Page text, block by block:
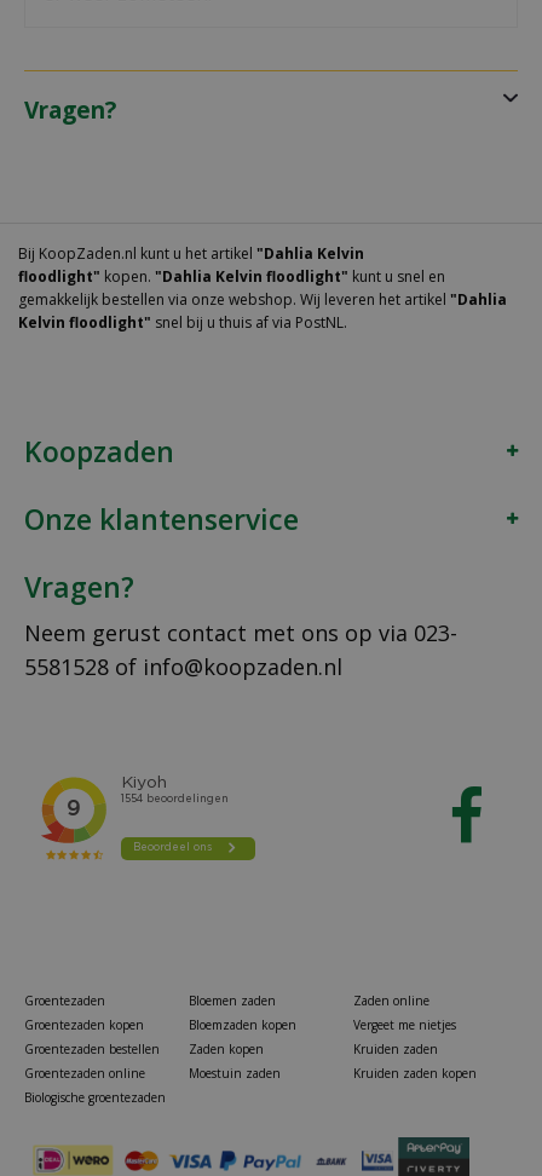
Vragen?
Bij KoopZaden.nl kunt u het artikel "Dahlia Kelvin
floodlight" kopen. "Dahlia Kelvin floodlight" kunt u snel en
gemakkelijk bestellen via onze webshop. Wij leveren het artikel "Dahlia
Kelvin floodlight" snel bij u thuis af via PostNL.
Koopzaden
Onze klantenservice
Vragen?
Neem gerust contact met ons op via 023-
5581528 of info@koopzaden.nl
Groentezaden
Groentezaden kopen
Groentezaden bestellen
Groentezaden online
Biologische groentezaden
Bloemen zaden
Bloemzaden kopen
Zaden kopen
Moestuin zaden
Zaden online
Vergeet me nietjes
Kruiden zaden
Kruiden zaden kopen